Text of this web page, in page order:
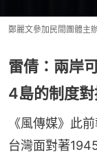
鄭麗文參加民間團體主
雷倩：兩岸
4島的制度
《風傳媒》此
台灣面對著